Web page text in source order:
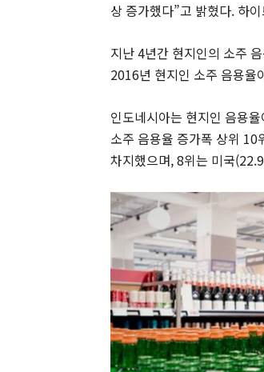
상 증가했다”고 밝혔다. 하
지난 4년간 현지인의 소주
2016년 현지인 소주 음용
인도네시아는 현지인 음용
소주 음용율 증가폭 상위 10
차지했으며, 8위는 미국